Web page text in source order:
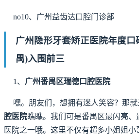
no10、广州益齿达口腔门诊部
广州隐形牙套矫正医院年度
禺)入围前三
1、 广州番禺区瑞德口腔医院
嘿。朋友们，想拥有迷人笑容？那就
腔医院瞧瞧。我们可是番禺区最闪亮
医院之一哦。这里不仅有超多小姐姐